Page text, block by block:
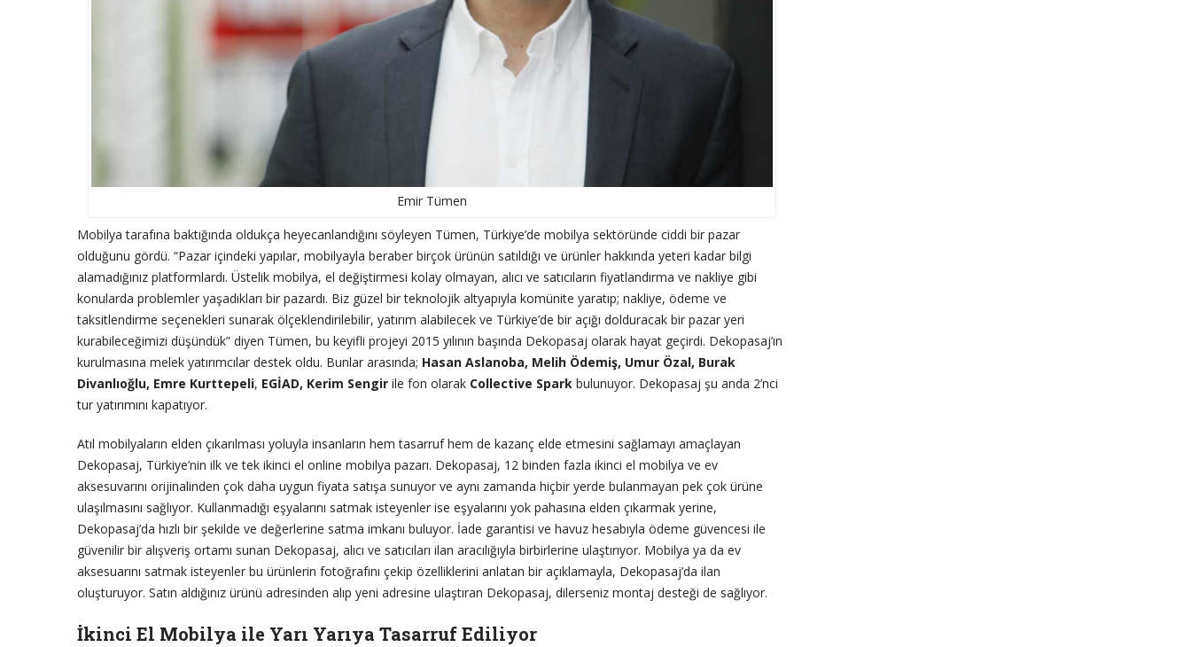
Emir Tümen
Mobilya tarafına baktığında oldukça heyecanlandığını söyleyen Tümen, Türkiye’de mobilya sektöründe ciddi bir pazar
olduğunu gördü. “Pazar içindeki yapılar, mobilyayla beraber birçok ürünün satıldığı ve ürünler hakkında yeteri kadar bilgi
alamadığınız platformlardı. Üstelik mobilya, el değiştirmesi kolay olmayan, alıcı ve satıcıların fiyatlandırma ve nakliye gibi
konularda problemler yaşadıkları bir pazardı. Biz güzel bir teknolojik altyapıyla komünite yaratıp; nakliye, ödeme ve
taksitlendirme seçenekleri sunarak ölçeklendirilebilir, yatırım alabilecek ve Türkiye’de bir açığı dolduracak bir pazar yeri
kurabileceğimizi düşündük” diyen Tümen, bu keyifli projeyi 2015 yılının başında Dekopasaj olarak hayat geçirdi. Dekopasaj’ın
kurulmasına melek yatırımcılar destek oldu. Bunlar arasında; Hasan Aslanoba, Melih Ödemiş, Umur Özal, Burak
Divanlıoğlu, Emre Kurttepeli, EGİAD, Kerim Sengir ile fon olarak Collective Spark bulunuyor. Dekopasaj şu anda 2’nci
tur yatırımını kapatıyor.
Atıl mobilyaların elden çıkarılması yoluyla insanların hem tasarruf hem de kazanç elde etmesini sağlamayı amaçlayan
Dekopasaj, Türkiye’nin ilk ve tek ikinci el online mobilya pazarı. Dekopasaj, 12 binden fazla ikinci el mobilya ve ev
aksesuvarını orijinalinden çok daha uygun fiyata satışa sunuyor ve aynı zamanda hiçbir yerde bulanmayan pek çok ürüne
ulaşılmasını sağlıyor. Kullanmadığı eşyalarını satmak isteyenler ise eşyalarını yok pahasına elden çıkarmak yerine,
Dekopasaj’da hızlı bir şekilde ve değerlerine satma imkanı buluyor. İade garantisi ve havuz hesabıyla ödeme güvencesi ile
güvenilir bir alışveriş ortamı sunan Dekopasaj, alıcı ve satıcıları ilan aracılığıyla birbirlerine ulaştırıyor. Mobilya ya da ev
aksesuarını satmak isteyenler bu ürünlerin fotoğrafını çekip özelliklerini anlatan bir açıklamayla, Dekopasaj’da ilan
oluşturuyor. Satın aldığınız ürünü adresinden alıp yeni adresine ulaştıran Dekopasaj, dilerseniz montaj desteği de sağlıyor.
İkinci El Mobilya ile Yarı Yarıya Tasarruf Ediliyor